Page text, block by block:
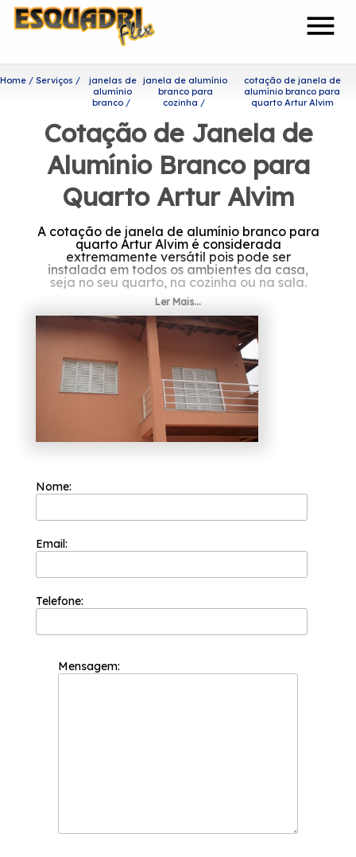
menu
Home Serviços
janelas de
alumínio
branco
janela de alumínio
branco para
cozinha
cotação de janela de
alumínio branco para
quarto Artur Alvim
Cotação de Janela de
Alumínio Branco para
Quarto Artur Alvim
A cotação de janela de alumínio branco para
quarto Artur Alvim é considerada
extremamente versátil pois pode ser
instalada em todos os ambientes da casa,
seja no seu quarto, na cozinha ou na sala.
Saiba onde encontrar cotação
de janela de alumínio branco
para quarto Artur Alvim
Com a sua fundação em 2002, a Esquadriflex
já é uma das empresas mais bem cotadas do
segmento de esquadrias. A empresa tem a
sua organização focada nos resultados
positivos e na segurança e você pode entrar
em contato com a empresa quando quiser
Você optou por cotação de janela de
alumínio branco para quarto Artur Alvim? Na
que busca ao se tratar de esquadrias, a
Porta Lambril Alumínio, Porta Postigo
Ler Mais...
Nome:
Email:
Telefone:
Mensagem: